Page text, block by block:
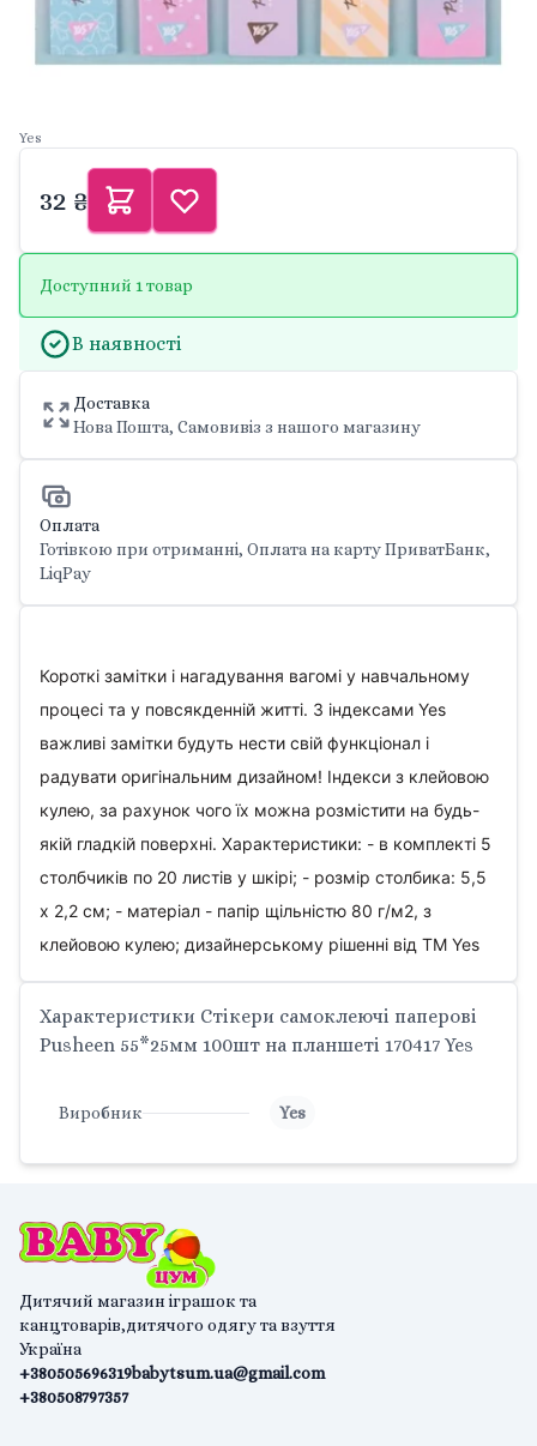
Yes
32 ₴
Доступний 1 товар
В наявності
Доставка
Нова Пошта, Самовивіз з нашого магазину
Оплата
Готівкою при отриманні, Оплата на карту ПриватБанк,
LiqPay
Короткі замітки і нагадування вагомі у навчальному
процесі та у повсякденній житті. З індексами Yes
важливі замітки будуть нести свій функціонал і
радувати оригінальним дизайном! Індекси з клейовою
кулею, за рахунок чого їх можна розмістити на будь-
якій гладкій поверхні. Характеристики: - в комплекті 5
столбчиків по 20 листів у шкірі; - розмір столбика: 5,5
х 2,2 см; - матеріал - папір щільністю 80 г/м2, з
клейовою кулею; дизайнерському рішенні від ТМ Yes
Характеристики Стікери самоклеючі паперові
Pusheen 55*25мм 100шт на планшеті 170417 Yes
Виробник Yes
Дитячий магазин іграшок та
канцтоварів,дитячого одягу та взуття
Україна
+380505696319
+380508797357
babytsum.ua@gmail.com